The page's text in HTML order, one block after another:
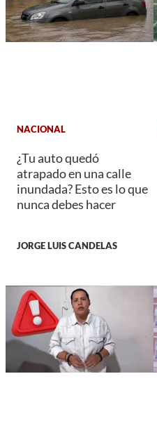
NACIONAL
¿Tu auto quedó
atrapado en una calle
inundada? Esto es lo que
nunca debes hacer
JORGE LUIS CANDELAS